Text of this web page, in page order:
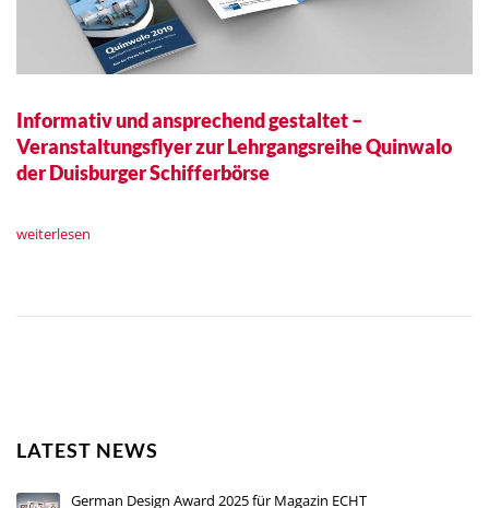
Informativ und ansprechend gestaltet –
Veranstaltungsflyer zur Lehrgangsreihe Quinwalo
der Duisburger Schifferbörse
weiterlesen
LATEST NEWS
German Design Award 2025 für Magazin ECHT